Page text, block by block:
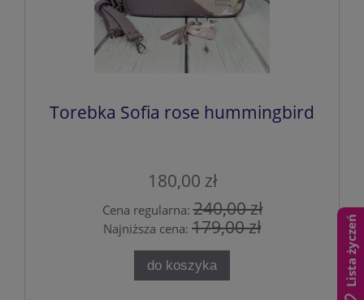
Torebka Sofia rose hummingbird
180,00 zł
Cena regularna:240,00 zł
Najniższa cena: 179,00 zł
do koszyka Lista życzeń